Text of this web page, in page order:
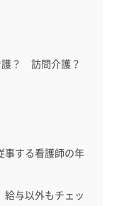
護？ 訪問介護？
事する看護師の年
給与以外もチェッ